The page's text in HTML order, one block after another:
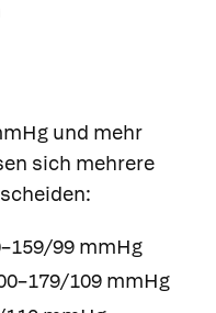
und mehr
sich mehrere
99 mmHg
109 mmHg